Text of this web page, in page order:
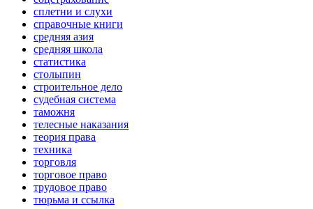
сплетни и слухи
справочные книги
средняя азия
средняя школа
статистика
столыпин
строительное дело
судебная система
таможня
телесные наказания
теория права
техника
торговля
торговое право
трудовое право
тюрьма и ссылка